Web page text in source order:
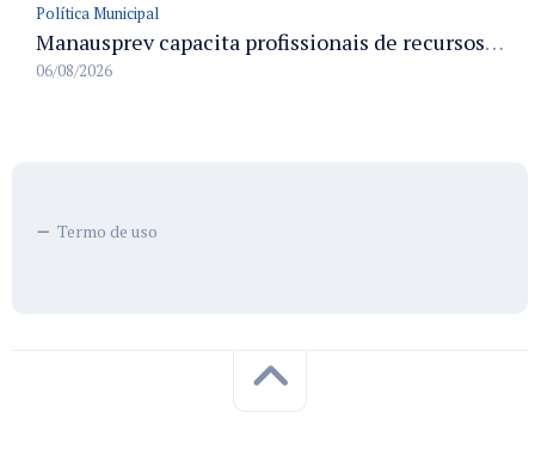
Política Municipal
Manausprev capacita profissionais de recursos humanos para agilizar concessão de aposentadorias no município
06/08/2026
Termo de uso